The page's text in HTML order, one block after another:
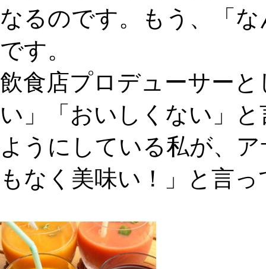
なるのです。もう、「
です。
飲食店プロデューサー
い」「おいしくない」
ようにしている私が、
もなく美味い！」と言